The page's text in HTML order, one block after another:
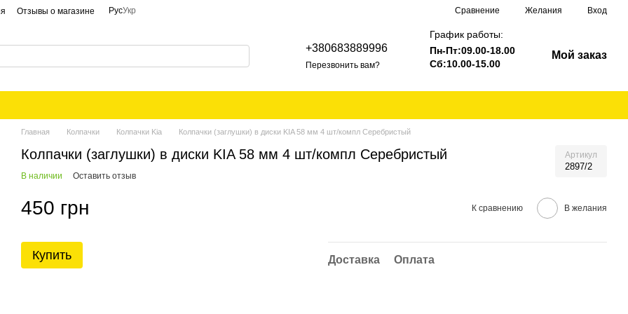
Отзывы о магазине РусУкр Сравнение Желания Вход
+380683889996
Перезвонить вам?
График работы:
Пн-Пт:09.00-18.00
Сб:10.00-15.00
Мой заказ
Главная Колпачки Колпачки Kia Колпачки (заглушки) в диски KIA 58 мм 4 шт/компл Серебристый
Колпачки (заглушки) в диски KIA 58 мм 4 шт/компл Серебристый Артикул
2897/2
В наличии Оставить отзыв
450 грн К сравнению В желания
Купить Доставка Оплата